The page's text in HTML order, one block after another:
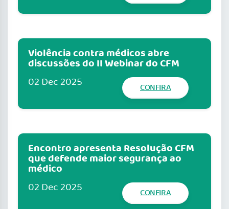
Violência contra médicos abre
discussões do II Webinar do CFM
02 Dec 2025 CONFIRA
Encontro apresenta Resolução CFM
que defende maior segurança ao
médico
02 Dec 2025 CONFIRA